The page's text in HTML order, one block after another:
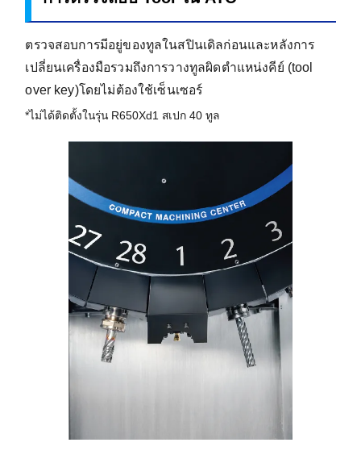
ตรวจสอบการมีอยู่ของทูลในสปินเดิลก่อนและหลังการ
เปลี่ยนเครื่องมือรวมถึงการวางทูลผิดตำแหน่งคีย์ (tool
over key)โดยไม่ต้องใช้เซ็นเซอร์
*ไม่ได้ติดตั้งในรุ่น R650Xd1 สเปก 40 ทูล